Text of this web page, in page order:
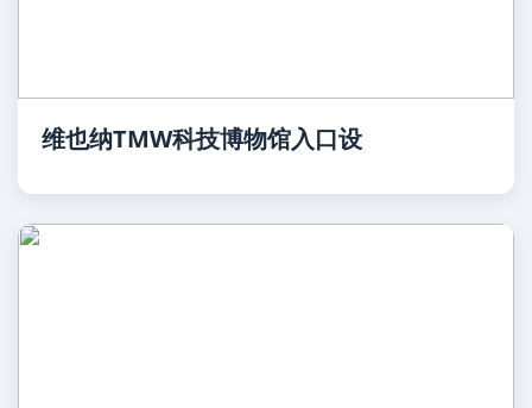
维也纳TMW科技博物馆入口设